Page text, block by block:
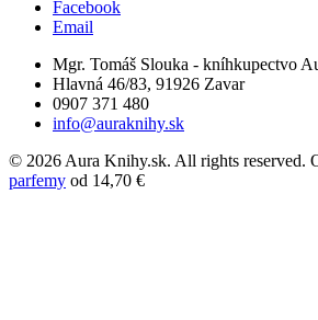
Facebook
Email
Mgr. Tomáš Slouka - kníhkupectvo
Hlavná 46/83, 91926 Zavar
0907 371 480
info@auraknihy.sk
© 2026 Aura Knihy.sk. All rights reserved.
parfemy od 14,70 €